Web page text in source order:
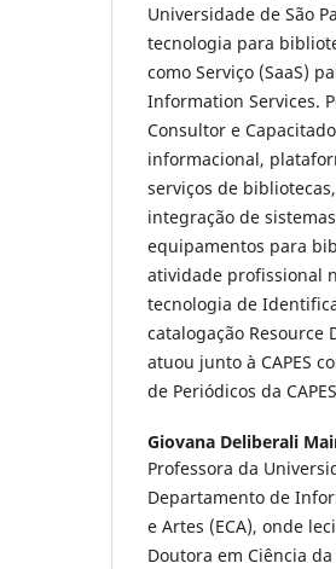
Universidade de São
tecnologia para
como Serviço (SaaS)
Information Services.
Consultor e
informacional,
serviços de
integração de
equipamentos para
atividade profissional
tecnologia de
catalogação Resource
atuou junto à CAPES
de Periódicos da
Giovana Deliberali
Professora da
Departamento de
e Artes (ECA), onde
Doutora em Ciência